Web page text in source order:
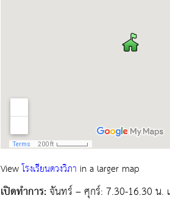
Viewโรงเรียนดวงวิภา in a larger map
เปิดทำการ:จันทร์ – ศุกร์: 7.30-16.30 น.